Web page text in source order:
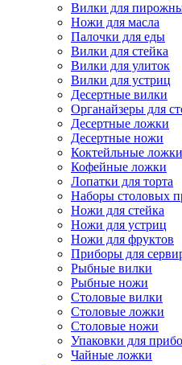
Вилки для
Ножи для масла
Палочки для еды
Вилки для стейка
Вилки для улиток
Вилки для устриц
Десертные вилки
Органайзеры для
Десертные ложки
Десертные ножи
Коктейльные ложки
Кофейные ложки
Лопатки для торта
Наборы столовых
Ножи для стейка
Ножи для устриц
Ножи для фруктов
Приборы для
Рыбные вилки
Рыбные ножи
Столовые вилки
Столовые ложки
Столовые ножи
Упаковки для
Чайные ложки